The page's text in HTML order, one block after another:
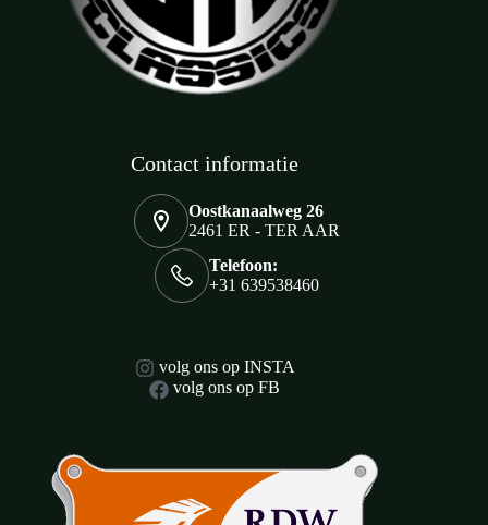
Contact informatie
Oostkanaalweg 26
2461 ER - TER AAR
Telefoon:
+31 639538460
volg ons op INSTA
volg ons op FB